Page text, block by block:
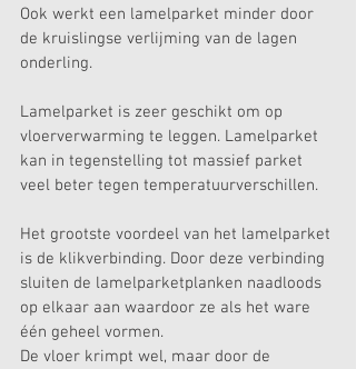
Ook werkt een lamelparket minder door
de kruislingse verlijming van de lagen
onderling.
Lamelparket is zeer geschikt om op
vloerverwarming te leggen. Lamelparket
kan in tegenstelling tot massief parket
veel beter tegen temperatuurverschillen.
Het grootste voordeel van het lamelparket
is de klikverbinding. Door deze verbinding
sluiten de lamelparketplanken naadloods
op elkaar aan waardoor ze als het ware
één geheel vormen.
De vloer krimpt wel, maar door de